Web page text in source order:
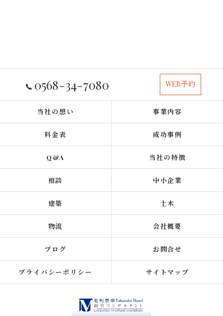
0568-34-7080 WEB予約
当社の想い 事業内容
料金表 成功事例
Q&A 当社の特徴
相談 中小企業
建築 土木
物流 会社概要
ブログ お問合せ
プライバシーポリシー サイトマップ